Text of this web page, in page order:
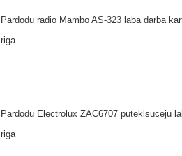
Pārdodu radio Mambo AS-323 labā darba
riga
Pārdodu Electrolux ZAC6707 putekļsūcēju
riga